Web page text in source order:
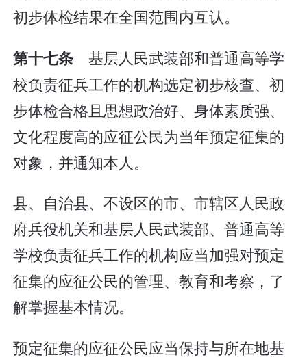
初步体检结果在全国范围内互认。
第十七条 基层人民武装部和普通高等学
校负责征兵工作的机构选定初步核查、初
步体检合格且思想政治好、身体素质强、
文化程度高的应征公民为当年预定征集的
对象，并通知本人。
县、自治县、不设区的市、市辖区人民政
府兵役机关和基层人民武装部、普通高等
学校负责征兵工作的机构应当加强对预定
征集的应征公民的管理、教育和考察，了
解掌握基本情况。
预定征集的应征公民应当保持与所在地基